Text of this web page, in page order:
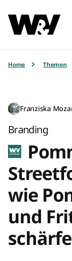
Home Themen
Franziska
Branding
wie
und